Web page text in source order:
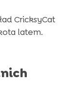
CricksyCat
latem.